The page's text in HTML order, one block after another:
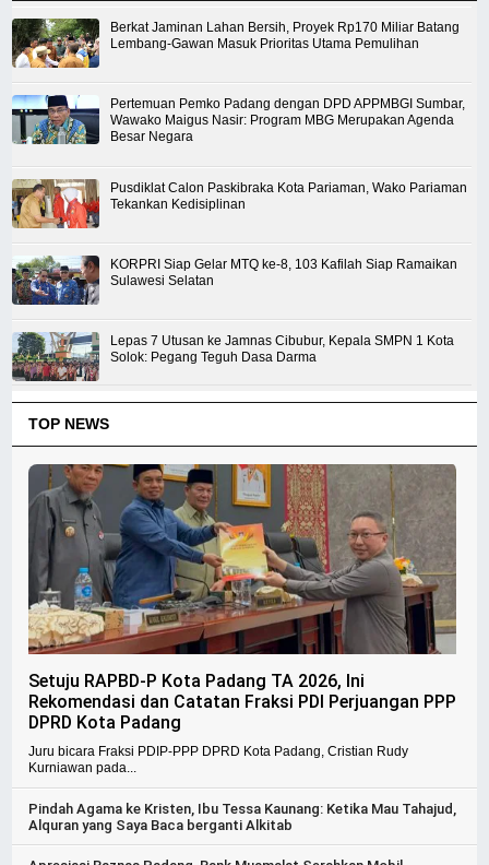
Berkat Jaminan Lahan Bersih, Proyek Rp170 Miliar Batang
Lembang-Gawan Masuk Prioritas Utama Pemulihan
Pertemuan Pemko Padang dengan DPD APPMBGI Sumbar,
Wawako Maigus Nasir: Program MBG Merupakan Agenda
Besar Negara
Pusdiklat Calon Paskibraka Kota Pariaman, Wako Pariaman
Tekankan Kedisiplinan
KORPRI Siap Gelar MTQ ke-8, 103 Kafilah Siap Ramaikan
Sulawesi Selatan
Lepas 7 Utusan ke Jamnas Cibubur, Kepala SMPN 1 Kota
Solok: Pegang Teguh Dasa Darma
TOP NEWS
Setuju RAPBD-P Kota Padang TA 2026, Ini
Rekomendasi dan Catatan Fraksi PDI Perjuangan PPP
DPRD Kota Padang
Juru bicara Fraksi PDIP-PPP DPRD Kota Padang, Cristian Rudy
Kurniawan pada...
Pindah Agama ke Kristen, Ibu Tessa Kaunang: Ketika Mau Tahajud,
Alquran yang Saya Baca berganti Alkitab